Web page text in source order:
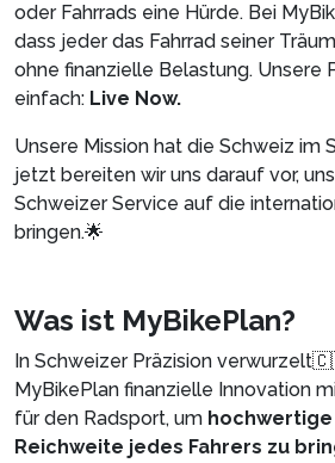
oder Fahrrads eine Hürde. Bei
dass jeder das Fahrrad seiner
ohne finanzielle Belastung. Unsere
einfach: Live Now.
Unsere Mission hat die Schweiz im
jetzt bereiten wir uns darauf vor,
Schweizer Service auf die
bringen.🌟
Was ist MyBikePlan?
In Schweizer Präzision
MyBikePlan finanzielle Innovation
für den Radsport, um
Reichweite jedes Fahrers zu